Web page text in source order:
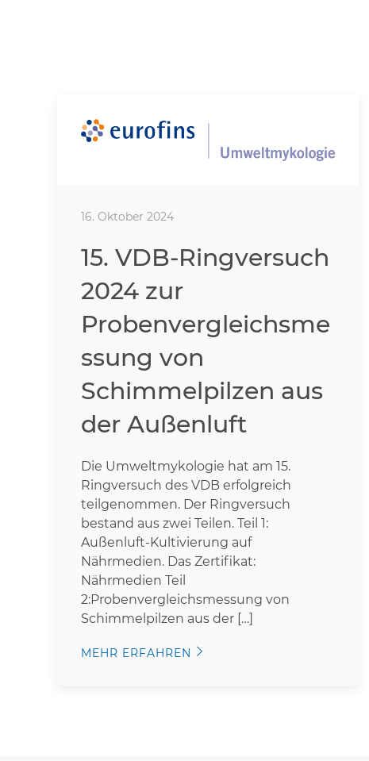
16. Oktober 2024
15. VDB-Ringversuch
2024 zur
Probenvergleichsme
ssung von
Schimmelpilzen aus
der Außenluft
Die Umweltmykologie hat am 15.
Ringversuch des VDB erfolgreich
teilgenommen. Der Ringversuch
bestand aus zwei Teilen. Teil 1:
Außenluft-Kultivierung auf
Nährmedien. Das Zertifikat:
Nährmedien Teil
2:Probenvergleichsmessung von
Schimmelpilzen aus der […]
MEHR ERFAHREN